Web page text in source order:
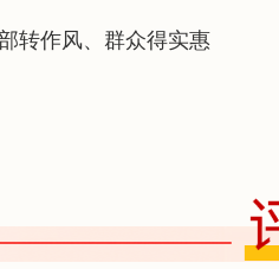
转作风、群众得实惠